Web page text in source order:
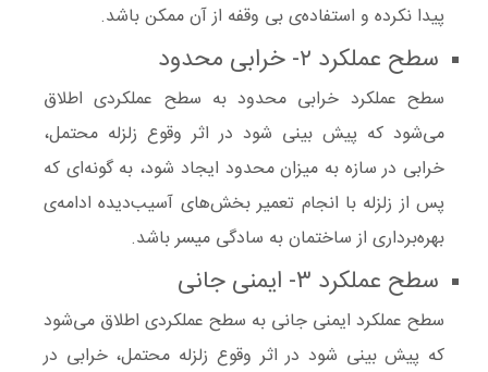
پیدا نکرده و استفاد‌ه‌ی بی وقفه از آن ممکن باشد.
سطح عملکرد ۲- خرابی محدود
سطح عملکرد خرابی محدودبه سطح عملکردی اطلاق
می‌شود که پیش بینی شود در اثر وقوع زلزله محتمل،
خرابی در سازه به میزانمحدود ایجاد شود، به گونه‌ای که
پس از زلزله با انجام تعمیر بخش‌های آسیب‌دیده ادامه‌ی
بهره‌برداری از ساختمان به سادگی میسر باشد.
سطح عملکرد ۳- ایمنی جانی
سطح عملکرد ایمنی جانی به سطح عملکردی اطلاق می‌شود
که پیش بینی شود در اثر وقوع زلزله محتمل،خرابی در